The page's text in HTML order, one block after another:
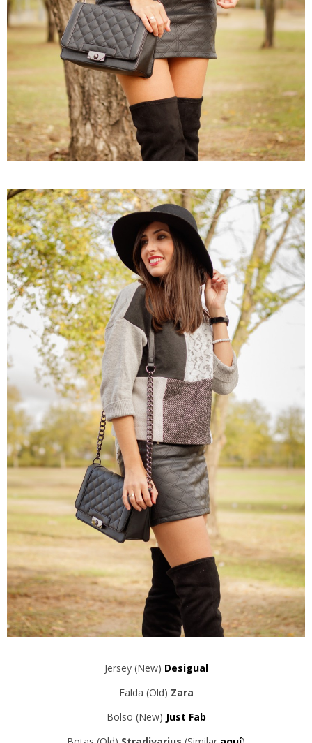
Jersey (New) Desigual
Falda (Old) Zara
Bolso (New) Just Fab